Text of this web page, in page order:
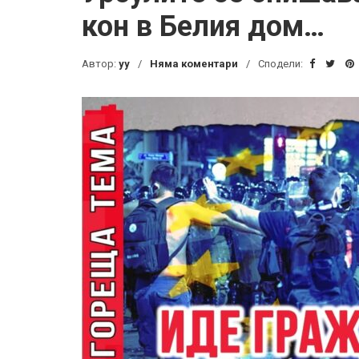
кон в Белия дом…
Автор: yy Няма коментари Сподели: